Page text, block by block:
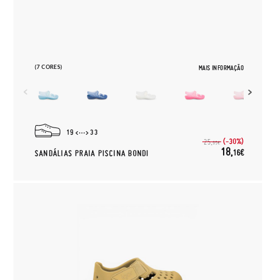
(7 CORES) MAIS INFORMAÇÃO
19 33
SANDÁLIAS PRAIA PISCINA BONDI
25,95€ (-30%)
18,16€